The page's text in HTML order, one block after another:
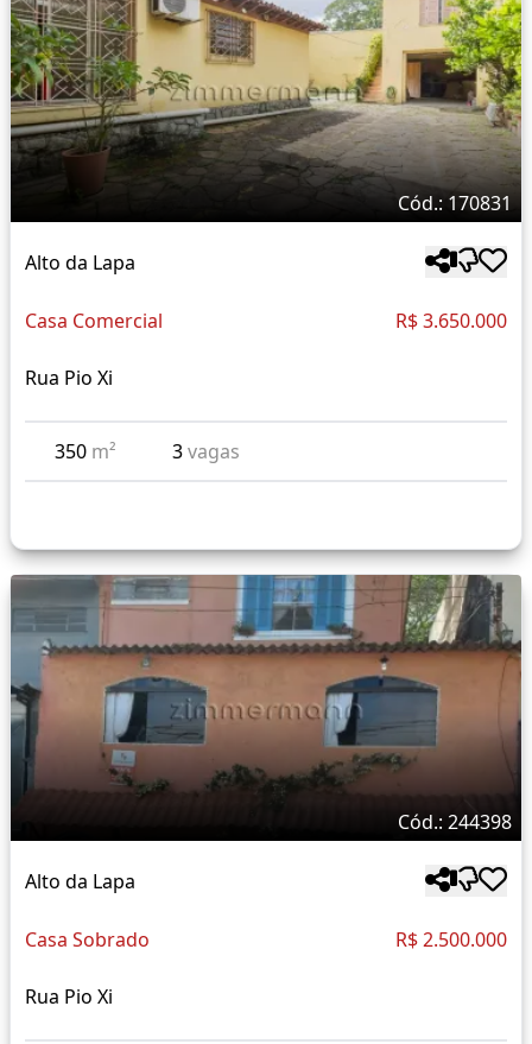
Cód.: 170831
Alto da Lapa
Casa Comercial R$ 3.650.000
Rua Pio Xi
350 m² 3vagas
Cód.: 244398
Alto da Lapa
Casa Sobrado R$ 2.500.000
Rua Pio Xi